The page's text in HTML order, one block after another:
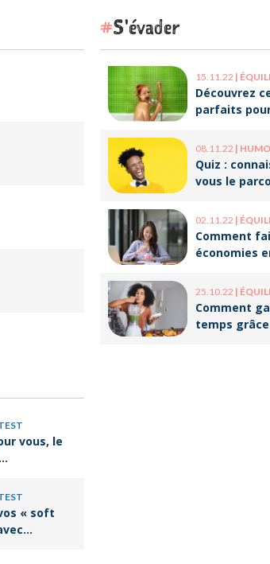
S'évader
15.11.22 | ÉQUILIBRE
Découvrez
parfaits
le travail !
08.11.22 |
Quiz :
vous le
populaires ?
02.11.22 | ÉQUILIBRE
Comment
économies
organisation
25.10.22 | ÉQUILIBRE
Comment
temps
vous, le